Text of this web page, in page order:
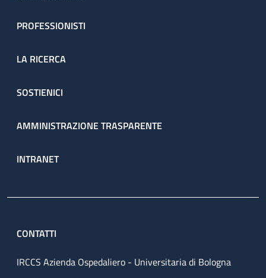
PROFESSIONISTI
LA RICERCA
SOSTIENICI
AMMINISTRAZIONE TRASPARENTE
INTRANET
CONTATTI
IRCCS Azienda Ospedaliero - Universitaria di Bologna